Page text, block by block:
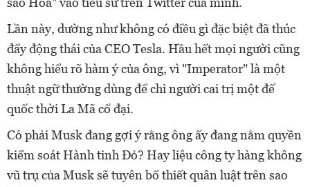
Lần này, dường như không có điều gì đặc biệt đã thúc
đẩy động thái của CEO Tesla. Hầu hết mọi người cũng
không hiểu rõ hàm ý của ông, vì "Imperator" là một
thuật ngữ thường dùng để chỉ người cai trị một đế
quốc thời La Mã cổ đại.
Có phải Musk đang gợi ý rằng ông ấy đang nắm quyền
kiểm soát Hành tinh Đỏ? Hay liệu công ty hàng không
vũ trụ của Musk sẽ tuyên bố thiết quân luật trên sao